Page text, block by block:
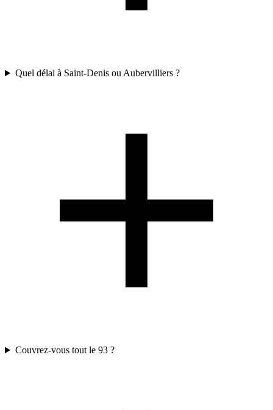
Quel délai à Saint-Denis ou Aubervilliers ?
Couvrez-vous tout le 93 ?